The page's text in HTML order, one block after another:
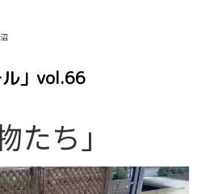
」vol.66
たち」